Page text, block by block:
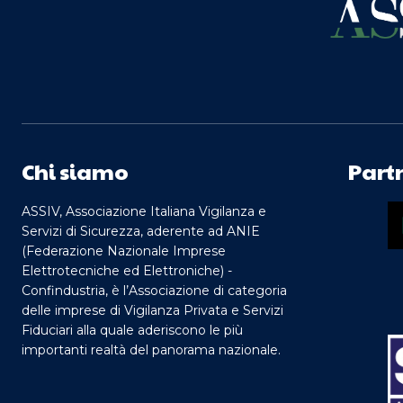
Chi siamo
ASSIV, Associazione Italiana Vigilanza e
Servizi di Sicurezza, aderente ad ANIE
(Federazione Nazionale Imprese
Elettrotecniche ed Elettroniche) -
Confindustria, è l’Associazione di categoria
delle imprese di Vigilanza Privata e Servizi
Fiduciari alla quale aderiscono le più
importanti realtà del panorama nazionale.